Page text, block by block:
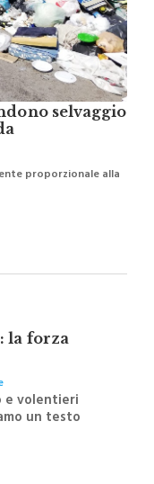
selvaggio
proporzionale alla
la forza
e volentieri
un testo